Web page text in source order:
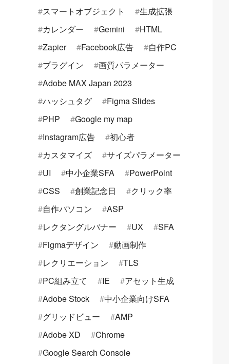
スマートオブジェクト
生成拡張
カレンダー
Gemini
HTML
Zapier
Facebook広告
自作PC
プラグイン
画質パラメーター
Adobe MAX Japan 2023
ハッシュタグ
Figma Slides
PHP
Google my map
Instagram広告
初心者
カスタマイズ
サイズパラメーター
UI
中小企業SFA
PowerPoint
CSS
創業記念日
クリック率
自作パソコン
ASP
レクタングルバナー
UX
SFA
Figmaデザイン
動画制作
レクリエーション
TLS
PC組み立て
IE
アセット生成
Adobe Stock
中小企業向けSFA
グリッドビュー
AMP
Adobe XD
Chrome
Google Search Console